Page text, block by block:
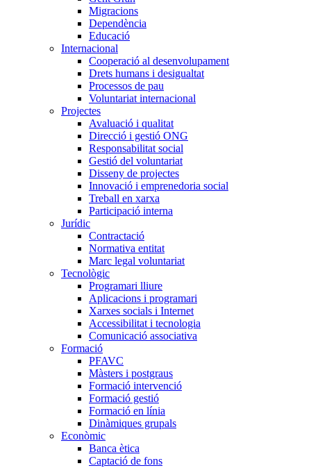
Migracions
Dependència
Educació
Internacional
Cooperació al desenvolupament
Drets humans i desigualtat
Processos de pau
Voluntariat internacional
Projectes
Avaluació i qualitat
Direcció i gestió ONG
Responsabilitat social
Gestió del voluntariat
Disseny de projectes
Innovació i emprenedoria social
Treball en xarxa
Participació interna
Jurídic
Contractació
Normativa entitat
Marc legal voluntariat
Tecnològic
Programari lliure
Aplicacions i programari
Xarxes socials i Internet
Accessibilitat i tecnologia
Comunicació associativa
Formació
PFAVC
Màsters i postgraus
Formació intervenció
Formació gestió
Formació en línia
Dinàmiques grupals
Econòmic
Banca ètica
Captació de fons